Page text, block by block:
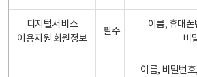
디지털서비스
이용지원 회원정보
필수
이름, 휴대
비
이름, 비밀번